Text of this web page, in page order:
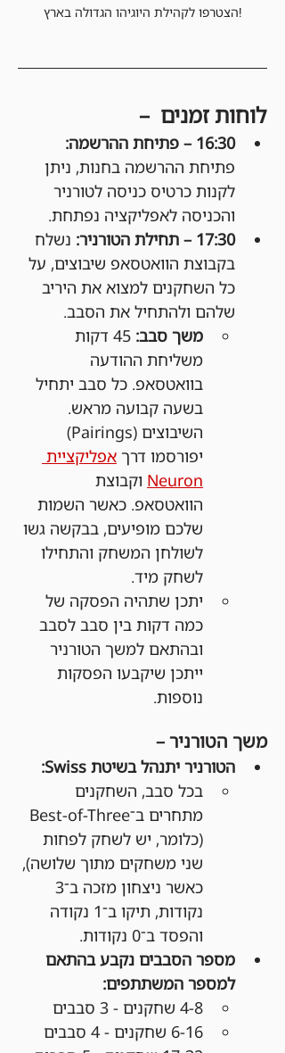
הצטרפו לקהילת היוגיהו הגדולה בארץ!
לוחות זמנים  –
16:30 – פתיחת ההרשמה:
פתיחת ההרשמה בחנות, ניתן
לקנות כרטיס כניסה לטורניר
והכניסה לאפליקציה נפתחת.
17:30 – תחילת הטורניר:
נשלח
בקבוצת הוואטסאפ שיבוצים, על
כל השחקנים למצוא את היריב
שלהם ולהתחיל את הסבב.
משך סבב:
45 דקות
משליחת ההודעה
בוואטסאפ. כל סבב יתחיל
בשעה קבועה מראש.
השיבוצים (Pairings)
יפורסמו דרך אפליקציית
Neuron וקבוצת
הוואטסאפ. כאשר השמות
שלכם מופיעים, בבקשה גשו
לשולחן המשחק והתחילו
לשחק מיד.
יתכן שתהיה הפסקה של
כמה דקות בין סבב לסבב
ובהתאם למשך הטורניר
ייתכן שיקבעו הפסקות
נוספות.
משך הטורניר –
הטורניר יתנהל בשיטת Swiss:
בכל סבב, השחקנים
(כלומר, יש לשחק לפחות
שני משחקים מתוך שלושה),
נקודות, תיקו ב־1 נקודה
והפסד ב־0 נקודות.
מספר הסבבים נקבע בהתאם
למספר המשתתפים:
4-8 שחקנים - 3 סבבים
6-16 שחקנים - 4 סבבים